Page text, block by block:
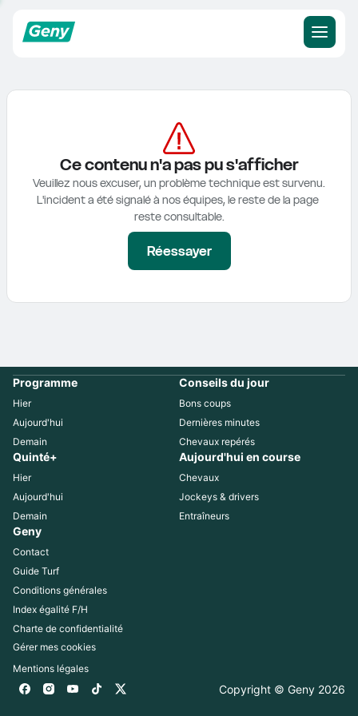
Ce contenu n'a pas pu s'afficher
Veuillez nous excuser, un problème technique est survenu.
L'incident a été signalé à nos équipes, le reste de la page
reste consultable.
Réessayer
Programme
Hier
Aujourd'hui
Demain
Conseils du jour
Bons coups
Dernières minutes
Chevaux repérés
Quinté+
Hier
Aujourd'hui
Demain
Aujourd'hui en course
Chevaux
Jockeys & drivers
Entraîneurs
Geny
Contact
Guide Turf
Conditions générales
Index égalité F/H
Charte de confidentialité
Gérer mes cookies
Mentions légales
Copyright © Geny 2026